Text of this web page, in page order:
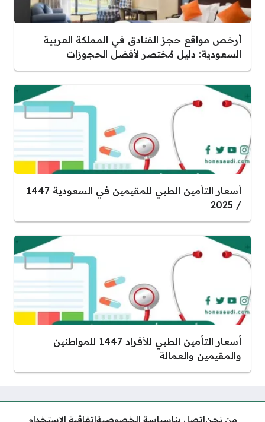
أرخص مواقع حجز الفنادق في المملكة العربية
السعودية: دليل مُختصر لأفضل الحجوزات
أسعار التأمين الطبي للمقيمين في السعودية 1447
/ 2025
أسعار التأمين الطبي للأفراد 1447 للمواطنين
والمقيمين والعمالة
من نحناتصل بناسياسة الخصوصيةاتفاقية الاستخدام